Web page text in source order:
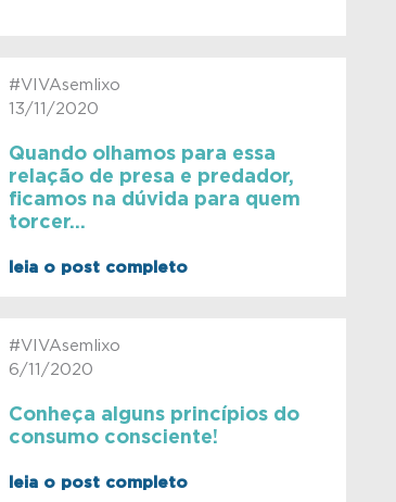
#VIVAsemlixo
13/11/2020
Quando olhamos para essa
relação de presa e predador,
ficamos na dúvida para quem
torcer…
leia o post completo
#VIVAsemlixo
6/11/2020
Conheça alguns princípios do
consumo consciente!
leia o post completo